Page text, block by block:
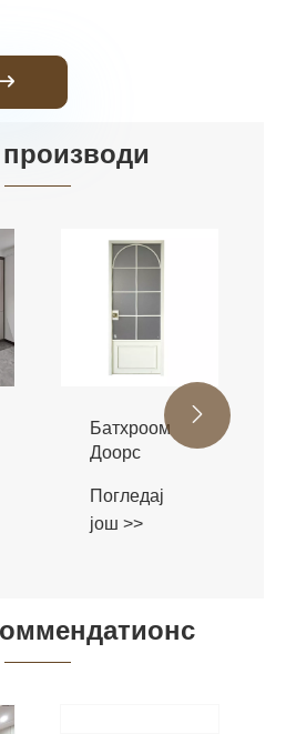
Батхроом
Доорс
Погледај
још >>
